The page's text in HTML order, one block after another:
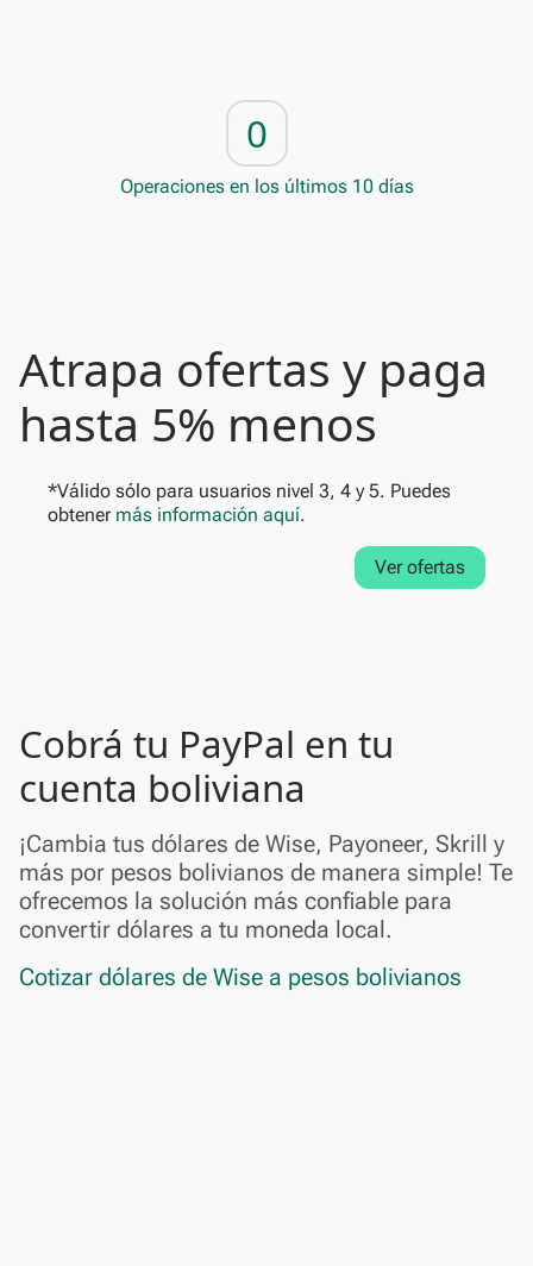
0
Operaciones en los últimos 10 días
Atrapa ofertas y paga
hasta 5% menos
*Válido sólo para usuarios nivel 3, 4 y 5. Puedes
obtener más información aquí.
Ver ofertas
Cobrá tu PayPal en tu
cuenta boliviana
¡Cambia tus dólares de Wise, Payoneer, Skrill y
más por pesos bolivianos de manera simple! Te
ofrecemos la solución más confiable para
convertir dólares a tu moneda local.
Cotizar dólares de Wise a pesos bolivianos